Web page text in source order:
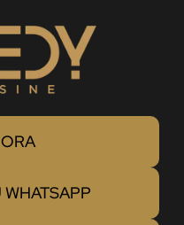
WHATSAPP